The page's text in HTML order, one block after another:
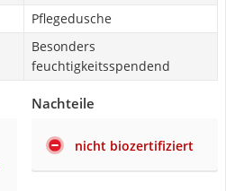
Pflegedusche
Besonders
feuchtigkeitsspendend
Nachteile
nicht biozertifiziert